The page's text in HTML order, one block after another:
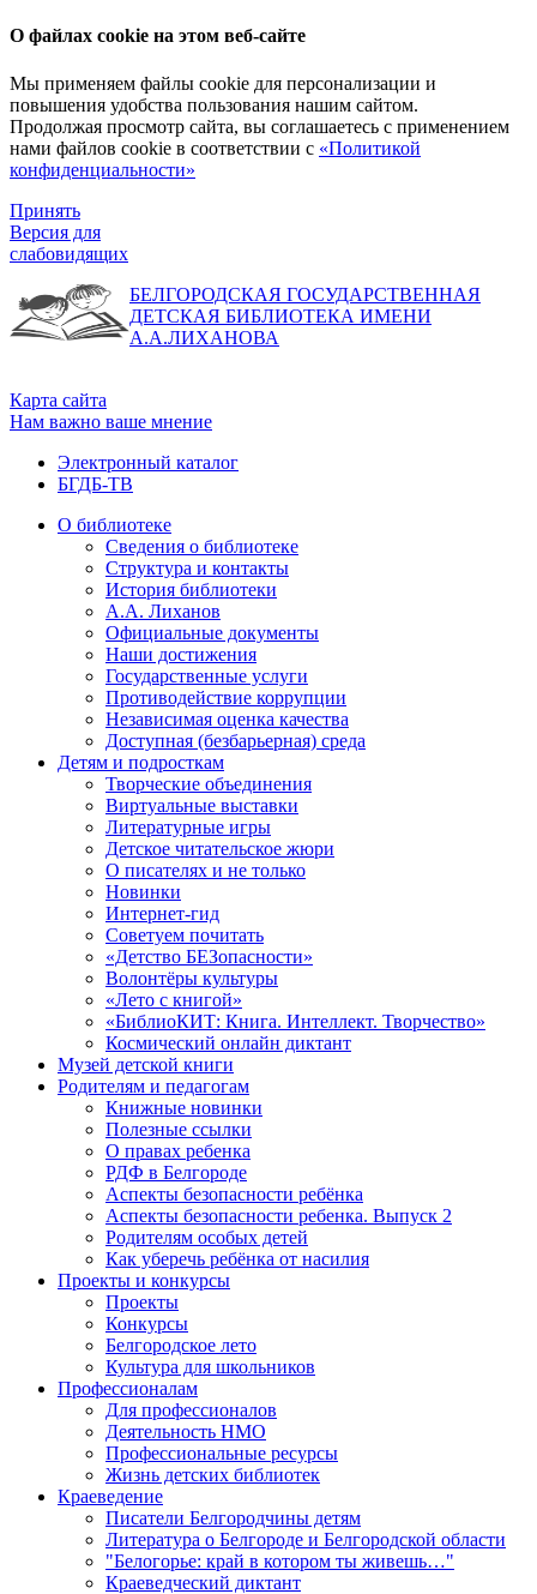
О файлах cookie на этом веб-сайте
Мы применяем файлы cookie для персонализации и
повышения удобства пользования нашим сайтом.
Продолжая просмотр сайта, вы соглашаетесь с применением
нами файлов cookie в соответствии с «Политикой
конфиденциальности»
Принять
Версия для
слабовидящих
БЕЛГОРОДСКАЯ ГОСУДАРСТВЕННАЯ
ДЕТСКАЯ БИБЛИОТЕКА ИМЕНИ
А.А.ЛИХАНОВА
Карта сайта
Нам важно ваше мнение
Электронный каталог
БГДБ-ТВ
О библиотеке
Сведения о библиотеке
Структура и контакты
История библиотеки
А.А. Лиханов
Официальные документы
Наши достижения
Государственные услуги
Противодействие коррупции
Независимая оценка качества
Доступная (безбарьерная) среда
Детям и подросткам
Творческие объединения
Виртуальные выставки
Литературные игры
Детское читательское жюри
О писателях и не только
Новинки
Интернет-гид
Советуем почитать
«Детство БЕЗопасности»
Волонтёры культуры
«Лето с книгой»
«БиблиоКИТ: Книга. Интеллект. Творчество»
Космический онлайн диктант
Музей детской книги
Родителям и педагогам
Книжные новинки
Полезные ссылки
О правах ребенка
РДФ в Белгороде
Аспекты безопасности ребёнка
Аспекты безопасности ребенка. Выпуск 2
Родителям особых детей
Как уберечь ребёнка от насилия
Проекты и конкурсы
Проекты
Конкурсы
Белгородское лето
Культура для школьников
Профессионалам
Для профессионалов
Деятельность НМО
Профессиональные ресурсы
Жизнь детских библиотек
Краеведение
Писатели Белгородчины детям
Литература о Белгороде и Белгородской области
"Белогорье: край в котором ты живешь…"
Краеведческий диктант